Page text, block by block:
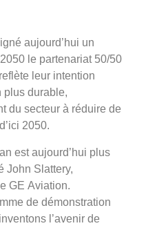
aujourd’hui un
le partenariat 50/50
leur intention
plus durable,
du secteur à réduire de
d’ici 2050.
est aujourd’hui plus
John Slattery,
GE Aviation.
de démonstration
l’avenir de